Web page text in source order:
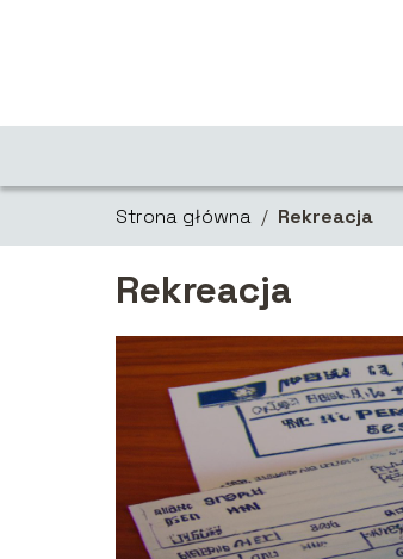
Strona główna / Rekreacja
Rekreacja